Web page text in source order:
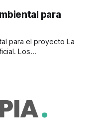
para
para el proyecto La
Los